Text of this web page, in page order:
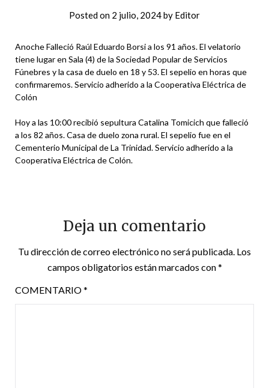
Posted on 2 julio, 2024by Editor
Anoche Falleció Raúl Eduardo Borsi a los 91 años. El velatorio
tiene lugar en Sala (4) de la Sociedad Popular de Servicios
Fúnebres y la casa de duelo en 18 y 53. El sepelio en horas que
confirmaremos. Servicio adherido a la Cooperativa Eléctrica de
Colón
Hoy a las 10:00 recibió sepultura Catalina Tomicich que falleció
a los 82 años. Casa de duelo zona rural. El sepelio fue en el
Cementerio Municipal de La Trinidad. Servicio adherido a la
Cooperativa Eléctrica de Colón.
Deja un comentario
Tu dirección de correo electrónico no será publicada. Los
campos obligatorios están marcados con*
COMENTARIO*